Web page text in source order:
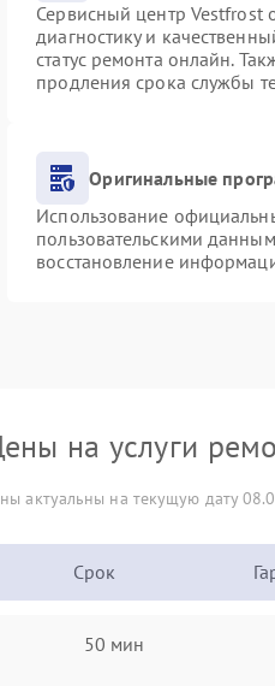
Сервисный центр Vestfrost
диагностику и
статус ремонта онлайн.
продления срока службы
Оригинальные
Использование
пользовательскими
восстановление
на услуги
актуальны на текущую дату
Срок
50 мин